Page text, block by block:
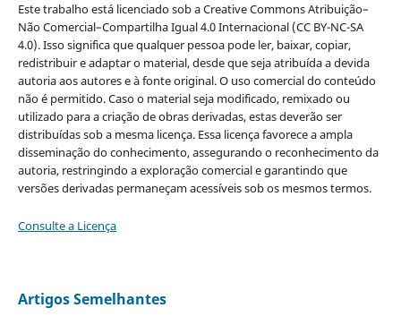
Este trabalho está licenciado sob a Creative Commons Atribuição–
Não Comercial–Compartilha Igual 4.0 Internacional (CC BY-NC-SA
4.0). Isso significa que qualquer pessoa pode ler, baixar, copiar,
redistribuir e adaptar o material, desde que seja atribuída a devida
autoria aos autores e à fonte original. O uso comercial do conteúdo
não é permitido. Caso o material seja modificado, remixado ou
utilizado para a criação de obras derivadas, estas deverão ser
distribuídas sob a mesma licença. Essa licença favorece a ampla
disseminação do conhecimento, assegurando o reconhecimento da
autoria, restringindo a exploração comercial e garantindo que
versões derivadas permaneçam acessíveis sob os mesmos termos.
Consulte a Licença
Artigos Semelhantes